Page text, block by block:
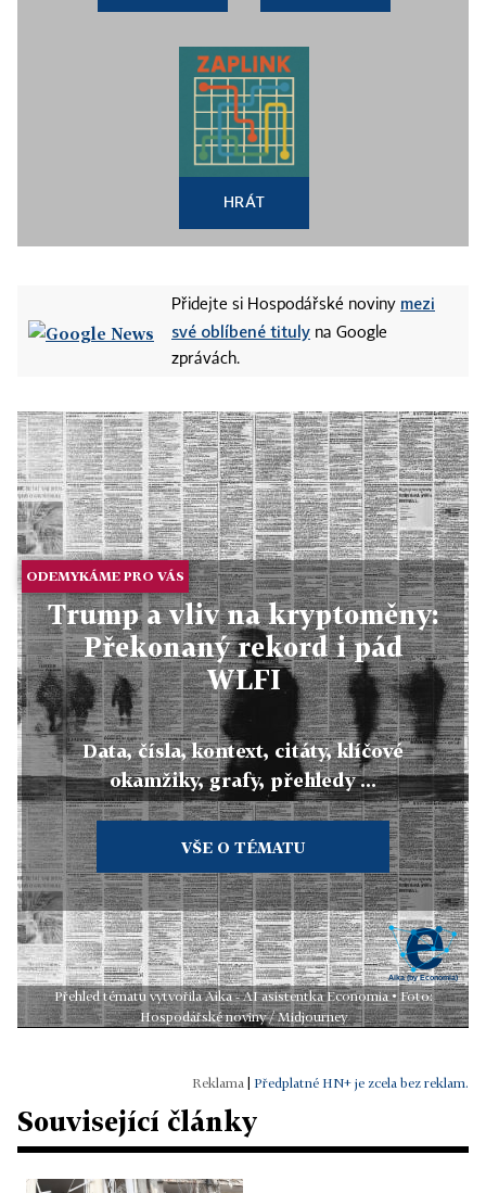
HRÁT
Přidejte si Hospodářské noviny mezi
své oblíbené tituly na Google
zprávách.
ODEMYKÁME PRO VÁS
Trump a vliv na kryptoměny:
Překonaný rekord i pád
WLFI
Data, čísla, kontext, citáty, klíčové
okamžiky, grafy, přehledy ...
VŠE O TÉMATU
Přehled tématu vytvořila Aika - AI asistentka Economia • Foto:
Hospodářské noviny / Midjourney
Předplatné HN+ je zcela bez reklam.
Související články